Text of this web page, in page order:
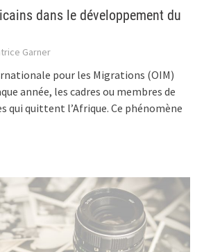
dans le développement du
Garner
pour les Migrations (OIM)
année, les cadres ou membres de
qui quittent l’Afrique. Ce phénomène